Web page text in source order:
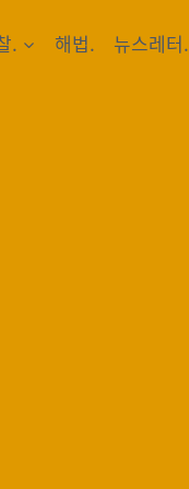
. 해법. 뉴스레터.